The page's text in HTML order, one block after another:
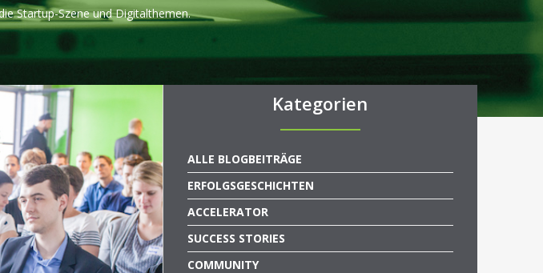
Startup-Szene und Digitalthemen.
Kategorien
ALLE BLOGBEITRÄGE
ERFOLGSGESCHICHTEN
ACCELERATOR
SUCCESS STORIES
COMMUNITY